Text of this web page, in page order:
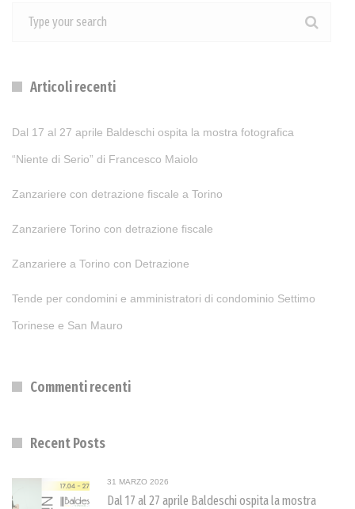
Articoli recenti
Dal 17 al 27 aprile Baldeschi ospita la mostra fotografica
“Niente di Serio” di Francesco Maiolo
Zanzariere con detrazione fiscale a Torino
Zanzariere Torino con detrazione fiscale
Zanzariere a Torino con Detrazione
Tende per condomini e amministratori di condominio Settimo
Torinese e San Mauro
Commenti recenti
Recent Posts
31 MARZO 2026
Dal 17 al 27 aprile Baldeschi ospita la mostra